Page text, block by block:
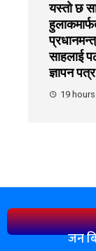
यस्तो छ
साहलाई
ज्ञापन पत्र
19
जन